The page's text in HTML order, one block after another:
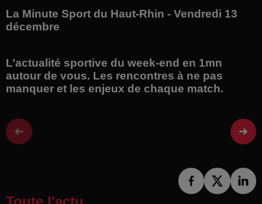
La Minute Sport du Haut-Rhin - Vendredi 13
décembre
L’actualité sportive du week-end en 1mn
autour de vous. Les rencontres à ne pas
manquer et les enjeux de chaque match.